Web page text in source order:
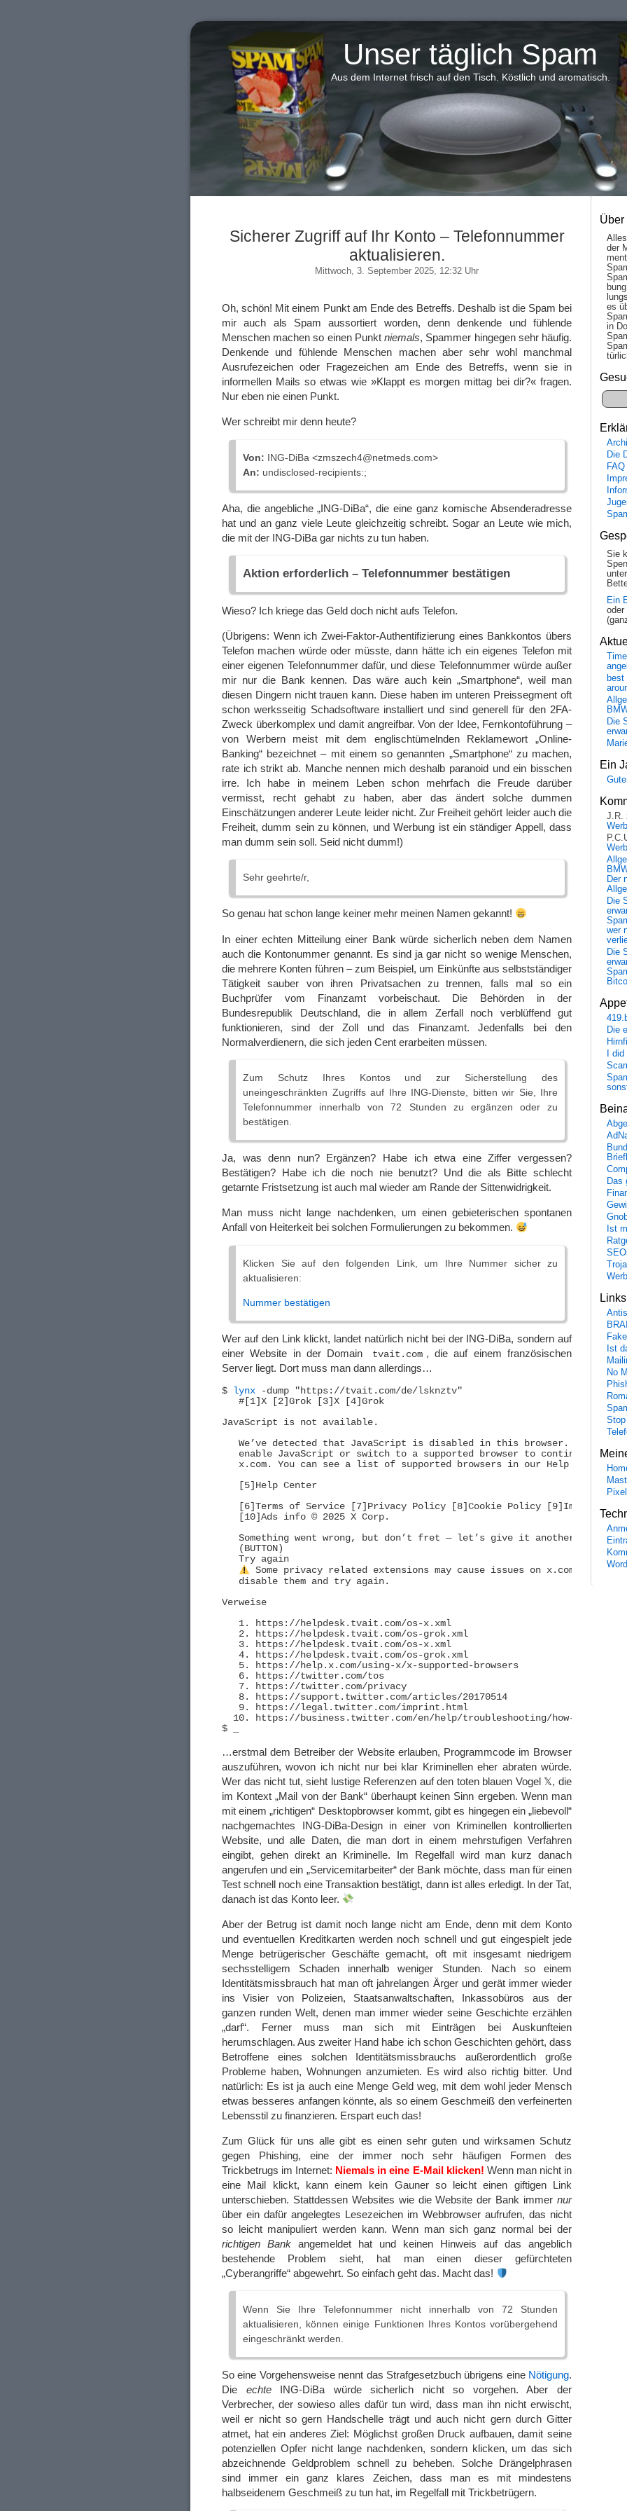
Unser täglich Spam
Aus dem Internet frisch auf den Tisch. Köstlich und aromatisch.
Sicherer Zugriff auf Ihr Konto – Telefonnummer
aktualisieren.
Mittwoch, 3. September 2025, 12:32 Uhr
Oh, schön! Mit einem Punkt am Ende des Betreffs. Deshalb ist die Spam bei
mir auch als Spam aussortiert worden, denn denkende und fühlende
Menschen machen so einen Punktniemals, Spammer hingegen sehr häufig.
Denkende und fühlende Menschen machen aber sehr wohl manchmal
Ausrufezeichen oder Fragezeichen am Ende des Betreffs, wenn sie in
informellen Mails so etwas wie »Klappt es morgen mittag bei dir?« fragen.
Nur eben nie einen Punkt.
Wer schreibt mir denn heute?
Von: ІNG-DіВа <zmszech4@netmeds.com>
An: undisclosed-recipients:;
Aha, die angebliche „ING-DiBa“, die eine ganz komische Absenderadresse
hat und an ganz viele Leute gleichzeitig schreibt. Sogar an Leute wie mich,
die mit der ING-DiBa gar nichts zu tun haben.
Aktion erforderlich – Telefonnummer bestätigen
Wieso? Ich kriege das Geld doch nicht aufs Telefon.
(Übrigens: Wenn ich Zwei-Faktor-Authentifizierung eines Bankkontos übers
Telefon machen würde oder müsste, dann hätte ich ein eigenes Telefon mit
einer eigenen Telefonnummer dafür, und diese Telefonnummer würde außer
mir nur die Bank kennen. Das wäre auch kein „Smartphone“, weil man
diesen Dingern nicht trauen kann. Diese haben im unteren Preissegment oft
schon werksseitig Schadsoftware installiert und sind generell für den 2FA-
Zweck überkomplex und damit angreifbar. Von der Idee, Fernkontoführung –
von Werbern meist mit dem englischtümelnden Reklamewort „Online-
Banking“ bezeichnet – mit einem so genannten „Smartphone“ zu machen,
rate ich strikt ab. Manche nennen mich deshalb paranoid und ein bisschen
irre. Ich habe in meinem Leben schon mehrfach die Freude darüber
vermisst, recht gehabt zu haben, aber das ändert solche dummen
Einschätzungen anderer Leute leider nicht. Zur Freiheit gehört leider auch die
Freiheit, dumm sein zu können, und Werbung ist ein ständiger Appell, dass
man dumm sein soll. Seid nicht dumm!)
Sehr geehrte/r,
So genau hat schon lange keiner mehr meinen Namen gekannt!
In einer echten Mitteilung einer Bank würde sicherlich neben dem Namen
auch die Kontonummer genannt. Es sind ja gar nicht so wenige Menschen,
die mehrere Konten führen – zum Beispiel, um Einkünfte aus selbstständiger
Tätigkeit sauber von ihren Privatsachen zu trennen, falls mal so ein
Buchprüfer vom Finanzamt vorbeischaut. Die Behörden in der
Bundesrepublik Deutschland, die in allem Zerfall noch verblüffend gut
funktionieren, sind der Zoll und das Finanzamt. Jedenfalls bei den
Normalverdienern, die sich jeden Cent erarbeiten müssen.
Zum Schutz Ihres Kontos und zur Sicherstellung des
uneingeschränkten Zugriffs auf Ihre ІNG-Dienste, bitten wir Sie, Ihre
Telefonnummer innerhalb von 72 Stunden zu ergänzen oder zu
bestätigen.
Ja, was denn nun? Ergänzen? Habe ich etwa eine Ziffer vergessen?
Bestätigen? Habe ich die noch nie benutzt? Und die als Bitte schlecht
getarnte Fristsetzung ist auch mal wieder am Rande der Sittenwidrigkeit.
Man muss nicht lange nachdenken, um einen gebieterischen spontanen
Anfall von Heiterkeit bei solchen Formulierungen zu bekommen.
Klicken Sie auf den folgenden Link, um Ihre Nummer sicher zu
aktualisieren:
Nummer bestätigen
Wer auf den Link klickt, landet natürlich nicht bei der ING-DiBa, sondern auf
einer Website in der Domain
tvait.com , die auf einem französischen
Server liegt. Dort muss man dann allerdings…
$ lynx -dump "https://tvait.com/de/lsknztv"
   #[1]X [2]Grok [3]X [4]Grok
JavaScript is not available.
   We’ve detected that JavaScript is disabled in this browser. Please
   enable JavaScript or switch to a supported browser to continue using
   x.com. You can see a list of supported browsers in our Help Center.
   [5]Help Center
   [6]Terms of Service [7]Privacy Policy [8]Cookie Policy [9]Imprint
   [10]Ads info © 2025 X Corp.
   Something went wrong, but don’t fret — let’s give it another shot.
   (BUTTON)
   Try again
Some privacy related extensions may cause issues on x.com. Please
   disable them and try again.
Verweise
   1. https://helpdesk.tvait.com/os-x.xml
   2. https://helpdesk.tvait.com/os-grok.xml
   3. https://helpdesk.tvait.com/os-x.xml
   4. https://helpdesk.tvait.com/os-grok.xml
   5. https://help.x.com/using-x/x-supported-browsers
   6. https://twitter.com/tos
   7. https://twitter.com/privacy
   8. https://support.twitter.com/articles/20170514
   9. https://legal.twitter.com/imprint.html
10. https://business.twitter.com/en/help/troubleshooting/how-
…erstmal dem Betreiber der Website erlauben, Programmcode im Browser
auszuführen, wovon ich nicht nur bei klar Kriminellen eher abraten würde.
Wer das nicht tut, sieht lustige Referenzen auf den toten blauen Vogel 𝕏, die
im Kontext „Mail von der Bank“ überhaupt keinen Sinn ergeben. Wenn man
mit einem „richtigen“ Desktopbrowser kommt, gibt es hingegen ein „liebevoll“
nachgemachtes ING-DiBa-Design in einer von Kriminellen kontrollierten
Website, und alle Daten, die man dort in einem mehrstufigen Verfahren
eingibt, gehen direkt an Kriminelle. Im Regelfall wird man kurz danach
angerufen und ein „Servicemitarbeiter“ der Bank möchte, dass man für einen
Test schnell noch eine Transaktion bestätigt, dann ist alles erledigt. In der Tat,
danach ist das Konto leer.
Aber der Betrug ist damit noch lange nicht am Ende, denn mit dem Konto
und eventuellen Kreditkarten werden noch schnell und gut eingespielt jede
Menge betrügerischer Geschäfte gemacht, oft mit insgesamt niedrigem
sechsstelligem Schaden innerhalb weniger Stunden. Nach so einem
Identitätsmissbrauch hat man oft jahrelangen Ärger und gerät immer wieder
ins Visier von Polizeien, Staatsanwaltschaften, Inkassobüros aus der
ganzen runden Welt, denen man immer wieder seine Geschichte erzählen
„darf“. Ferner muss man sich mit Einträgen bei Auskunfteien
herumschlagen. Aus zweiter Hand habe ich schon Geschichten gehört, dass
Betroffene eines solchen Identitätsmissbrauchs außerordentlich große
Probleme haben, Wohnungen anzumieten. Es wird also richtig bitter. Und
natürlich: Es ist ja auch eine Menge Geld weg, mit dem wohl jeder Mensch
etwas besseres anfangen könnte, als so einem Geschmeiß den verfeinerten
Lebensstil zu finanzieren. Erspart euch das!
Zum Glück für uns alle gibt es einen sehr guten und wirksamen Schutz
gegen Phishing, eine der immer noch sehr häufigen Formen des
Trickbetrugs im Internet: Niemals in eine E-Mail klicken! Wenn man nicht in
eine Mail klickt, kann einem kein Gauner so leicht einen giftigen Link
unterschieben. Stattdessen Websites wie die Website der Bank immer nur
über ein dafür angelegtes Lesezeichen im Webbrowser aufrufen, das nicht
so leicht manipuliert werden kann. Wenn man sich ganz normal bei der
richtigen Bank angemeldet hat und keinen Hinweis auf das angeblich
bestehende Problem sieht, hat man einen dieser gefürchteten
„Cyberangriffe“ abgewehrt. So einfach geht das. Macht das!
Wenn Sie Ihre Telefonnummer nicht innerhalb von 72 Stunden
aktualisieren, können einige Funktionen Ihres Kontos vorübergehend
eingeschränkt werden.
So eine Vorgehensweise nennt das Strafgesetzbuch übrigens eine Nötigung.
Die echteING-DiBa würde sicherlich nicht so vorgehen. Aber der
Verbrecher, der sowieso alles dafür tun wird, dass man ihn nicht erwischt,
weil er nicht so gern Handschelle trägt und auch nicht gern durch Gitter
atmet, hat ein anderes Ziel: Möglichst großen Druck aufbauen, damit seine
potenziellen Opfer nicht lange nachdenken, sondern klicken, um das sich
abzeichnende Geldproblem schnell zu beheben. Solche Drängelphrasen
sind immer ein ganz klares Zeichen, dass man es mit mindestens
halbseidenem Geschmeiß zu tun hat, im Regelfall mit Trickbetrügern.
Über
der
es
in
Die
FAQ
Sie
Ein
oder
Die
Ein
J.R.
Der
Die
wer
Die
Die
I
Das
Ist
Ist
No